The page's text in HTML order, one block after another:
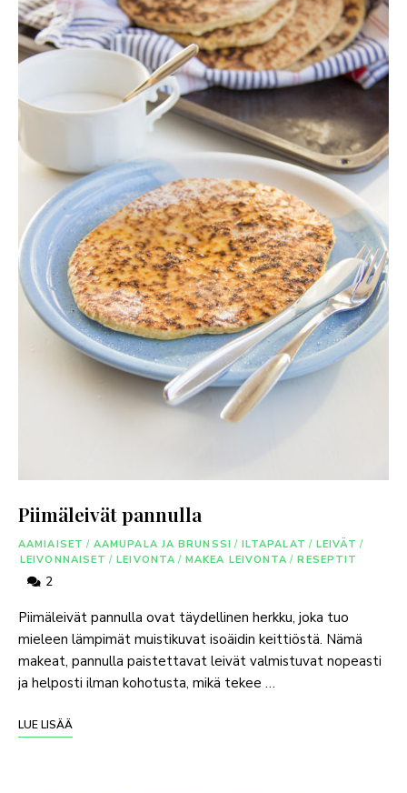
Piimäleivät pannulla
AAMIAISET / AAMUPALA JA BRUNSSI / ILTAPALAT / LEIVÄT /
LEIVONNAISET / LEIVONTA / MAKEA LEIVONTA / RESEPTIT
2
Piimäleivät pannulla ovat täydellinen herkku, joka tuo
mieleen lämpimät muistikuvat isoäidin keittiöstä. Nämä
makeat, pannulla paistettavat leivät valmistuvat nopeasti
ja helposti ilman kohotusta, mikä tekee …
LUE LISÄÄ